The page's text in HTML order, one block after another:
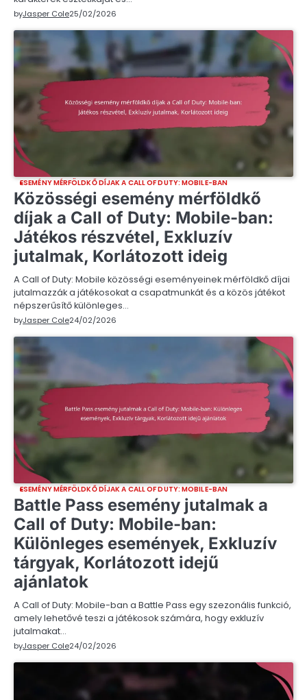
byJasper Cole25/02/2026
ESEMÉNY MÉRFÖLDKŐ DÍJAK A CALL OF DUTY: MOBILE-BAN
Közösségi esemény mérföldkő
díjak a Call of Duty: Mobile-ban:
Játékos részvétel, Exkluzív
jutalmak, Korlátozott ideig
A Call of Duty: Mobile közösségi eseményeinek mérföldkő díjai
jutalmazzák a játékosokat a csapatmunkát és a közös játékot
népszerűsítő különleges…
byJasper Cole24/02/2026
ESEMÉNY MÉRFÖLDKŐ DÍJAK A CALL OF DUTY: MOBILE-BAN
Battle Pass esemény jutalmak a
Call of Duty: Mobile-ban:
Különleges események, Exkluzív
tárgyak, Korlátozott idejű
ajánlatok
A Call of Duty: Mobile-ban a Battle Pass egy szezonális funkció,
amely lehetővé teszi a játékosok számára, hogy exkluzív
jutalmakat…
byJasper Cole24/02/2026